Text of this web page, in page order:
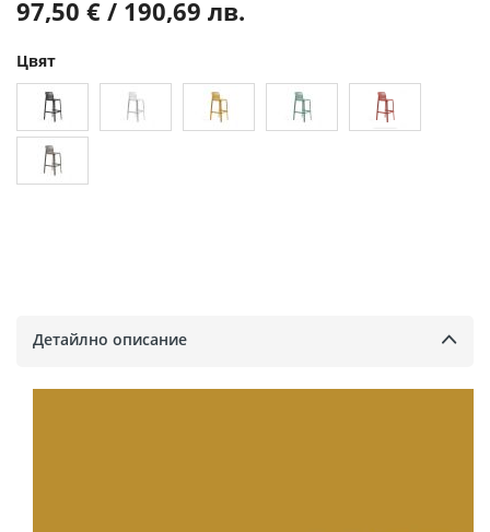
97,50 € / 190,69 лв.
Цвят
Детайлно описание